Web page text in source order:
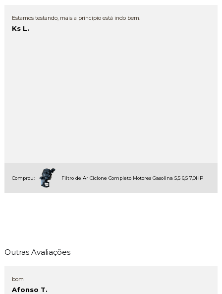
Estamos testando, mais a principio está indo bem.
Ks L.
Comprou: Filtro de Ar Ciclone Completo Motores Gasolina 5,5 6,5 7,0HP
Outras Avaliações
bom
Afonso T.